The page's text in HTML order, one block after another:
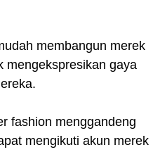
membangun merek
mengekspresikan gaya
fashion menggandeng
mengikuti akun merek